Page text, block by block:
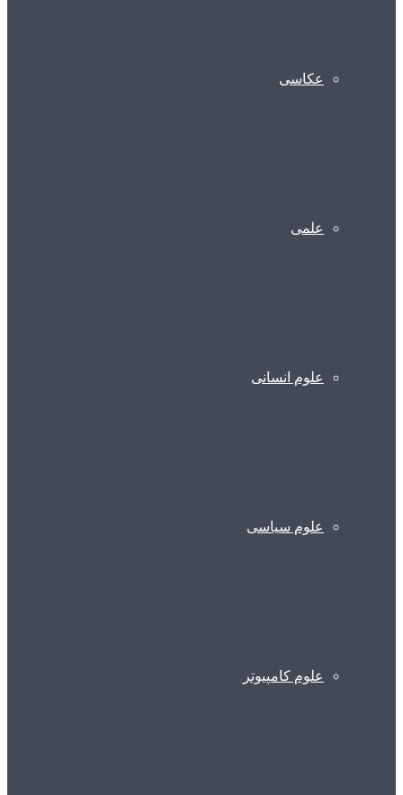
عکاسی
علمی
علوم انسانی
علوم سیاسی
علوم کامپیوتر